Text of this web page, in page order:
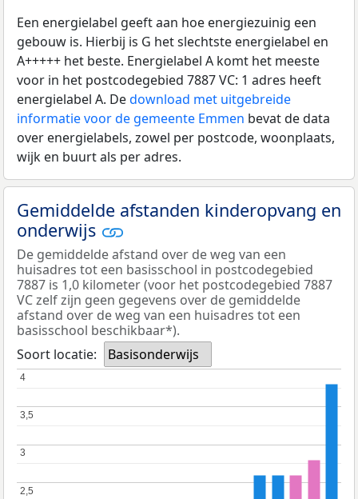
Een energielabel geeft aan hoe energiezuinig een
gebouw is. Hierbij is G het slechtste energielabel en
A+++++ het beste. Energielabel A komt het meeste
voor in het postcodegebied 7887 VC: 1 adres heeft
energielabel A. Dedownload met uitgebreide
informatie voor de gemeente Emmen bevat de data
over energielabels, zowel per postcode, woonplaats,
wijk en buurt als per adres.
Gemiddelde afstanden kinderopvang en
onderwijs
De gemiddelde afstand over de weg van een
huisadres tot een basisschool in postcodegebied
7887 is 1,0 kilometer (voor het postcodegebied 7887
VC zelf zijn geen gegevens over de gemiddelde
afstand over de weg van een huisadres tot een
basisschool beschikbaar*).
Soort locatie:
Basisonderwijs
2,5
2,5
3
3
3,5
3,5
4
4